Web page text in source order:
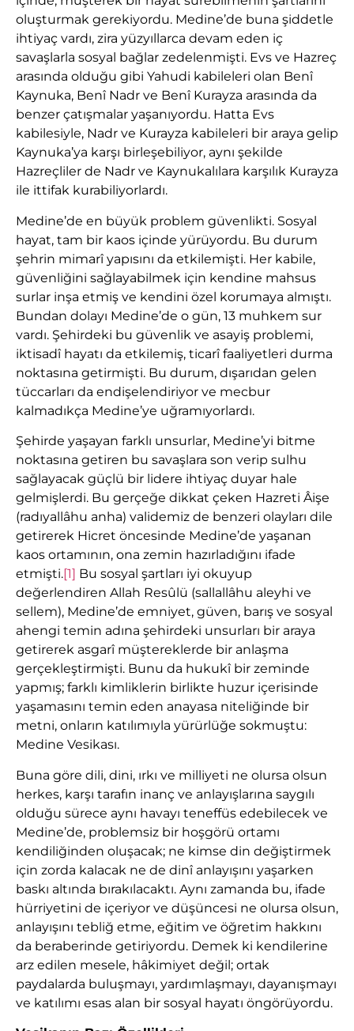
oluşturmak gerekiyordu. Medine’de buna şiddetle
ihtiyaç vardı, zira yüzyıllarca devam eden iç
savaşlarla sosyal bağlar zedelenmişti. Evs ve Hazreç
arasında olduğu gibi Yahudi kabileleri olan Benî
Kaynuka, Benî Nadr ve Benî Kurayza arasında da
benzer çatışmalar yaşanıyordu. Hatta Evs
kabilesiyle, Nadr ve Kurayza kabileleri bir araya gelip
Kaynuka’ya karşı birleşebiliyor, aynı şekilde
Hazreçliler de Nadr ve Kaynukalılara karşılık Kurayza
ile ittifak kurabiliyorlardı.
Medine’de en büyük problem güvenlikti. Sosyal
hayat, tam bir kaos içinde yürüyordu. Bu durum
şehrin mimarî yapısını da etkilemişti. Her kabile,
güvenliğini sağlayabilmek için kendine mahsus
surlar inşa etmiş ve kendini özel korumaya almıştı.
Bundan dolayı Medine’de o gün, 13 muhkem sur
vardı. Şehirdeki bu güvenlik ve asayiş problemi,
iktisadî hayatı da etkilemiş, ticarî faaliyetleri durma
noktasına getirmişti. Bu durum, dışarıdan gelen
tüccarları da endişelendiriyor ve mecbur
kalmadıkça Medine’ye uğramıyorlardı.
Şehirde yaşayan farklı unsurlar, Medine’yi bitme
noktasına getiren bu savaşlara son verip sulhu
sağlayacak güçlü bir lidere ihtiyaç duyar hale
gelmişlerdi. Bu gerçeğe dikkat çeken Hazreti Âişe
(radıyallâhu anha) validemiz de benzeri olayları dile
getirerek Hicret öncesinde Medine’de yaşanan
kaos ortamının, ona zemin hazırladığını ifade
etmişti.[1] Bu sosyal şartları iyi okuyup
değerlendiren Allah Resûlü (sallallâhu aleyhi ve
sellem), Medine’de emniyet, güven, barış ve sosyal
ahengi temin adına şehirdeki unsurları bir araya
getirerek asgarî müştereklerde bir anlaşma
gerçekleştirmişti. Bunu da hukukî bir zeminde
yapmış; farklı kimliklerin birlikte huzur içerisinde
yaşamasını temin eden anayasa niteliğinde bir
metni, onların katılımıyla yürürlüğe sokmuştu:
Medine Vesikası.
Buna göre dili, dini, ırkı ve milliyeti ne olursa olsun
herkes, karşı tarafın inanç ve anlayışlarına saygılı
olduğu sürece aynı havayı teneffüs edebilecek ve
Medine’de, problemsiz bir hoşgörü ortamı
kendiliğinden oluşacak; ne kimse din değiştirmek
için zorda kalacak ne de dinî anlayışını yaşarken
baskı altında bırakılacaktı. Aynı zamanda bu, ifade
hürriyetini de içeriyor ve düşüncesi ne olursa olsun,
anlayışını tebliğ etme, eğitim ve öğretim hakkını
da beraberinde getiriyordu. Demek ki kendilerine
arz edilen mesele, hâkimiyet değil; ortak
paydalarda buluşmayı, yardımlaşmayı, dayanışmayı
ve katılımı esas alan bir sosyal hayatı öngörüyordu.